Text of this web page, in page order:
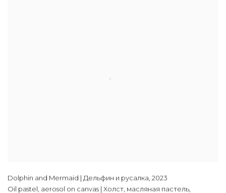
Dolphin and Mermaid | Дельфин и русалка, 2023
Oil pastel, aerosol on canvas | Холст, масляная пастель,